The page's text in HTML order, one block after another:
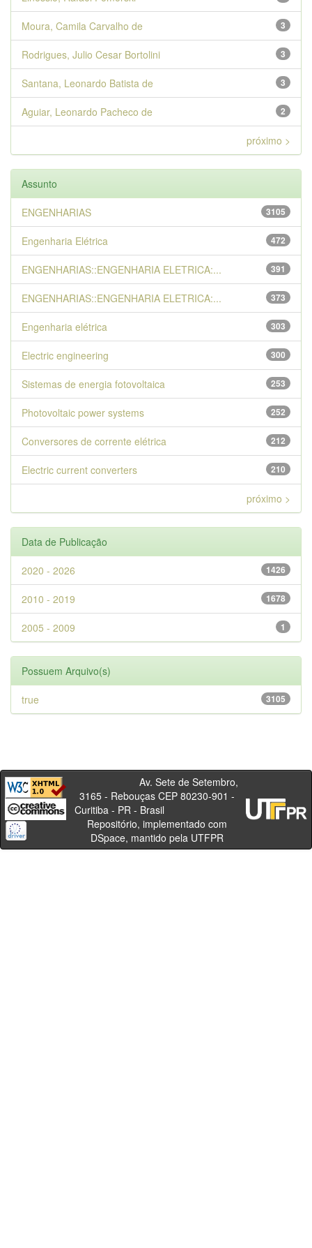
3
Moura, Camila Carvalho de
3
Rodrigues, Julio Cesar Bortolini
3
Santana, Leonardo Batista de
2
Aguiar, Leonardo Pacheco de
próximo >
Assunto
3105
ENGENHARIAS
472
Engenharia Elétrica
391
ENGENHARIAS::ENGENHARIA ELETRICA:...
373
ENGENHARIAS::ENGENHARIA ELETRICA:...
303
Engenharia elétrica
300
Electric engineering
253
Sistemas de energia fotovoltaica
252
Photovoltaic power systems
212
Conversores de corrente elétrica
210
Electric current converters
próximo >
Data de Publicação
1426
2020 - 2026
1678
2010 - 2019
1
2005 - 2009
Possuem Arquivo(s)
3105
true
Av. Sete de Setembro,
3165 - Rebouças CEP 80230-901 -
Curitiba - PR - Brasil
Repositório, implementado com
DSpace, mantido pela UTFPR